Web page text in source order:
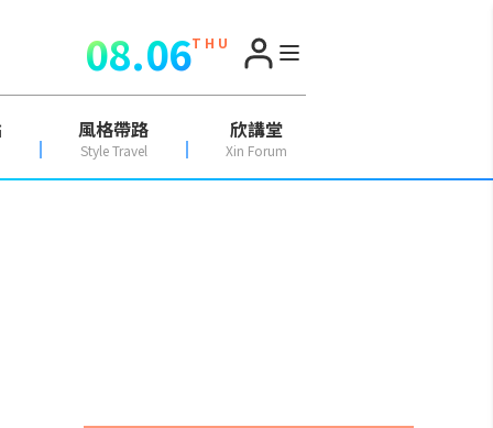
08.06T H U
風格帶路
Style Travel
欣講堂
Xin Forum